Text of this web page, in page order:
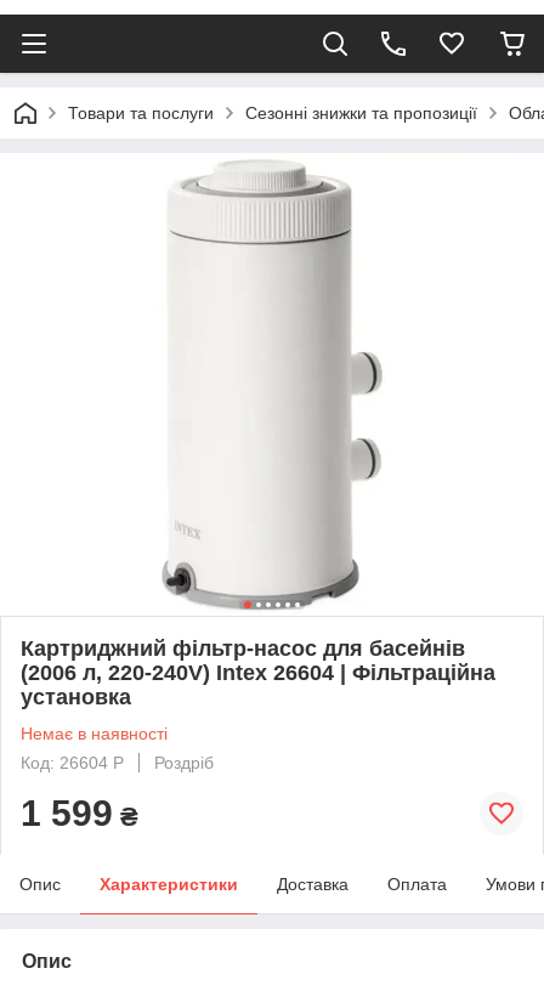
Товари та послуги Сезонні знижки та пропозиції
Картриджний фільтр-насос для басейнів
(2006 л, 220-240V) Intex 26604 | Фільтраційна
установка
Немає в наявності
Код: 26604 P
Роздріб
1 599 ₴
Опис Характеристики Доставка Оплата Умови
Опис